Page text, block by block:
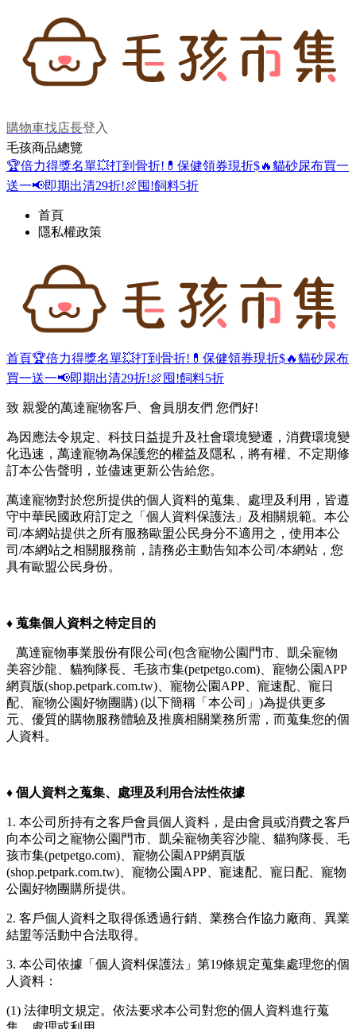
購物車找店長登入
毛孩商品總覽
🏆倍力得獎名單💥打到骨折! 💊保健領券現折$🔥貓砂尿布買一
送一📢即期出清29折!🍖囤!飼料5折
首頁
隱私權政策
首頁🏆倍力得獎名單💥打到骨折! 💊保健領券現折$🔥貓砂尿布
買一送一📢即期出清29折!🍖囤!飼料5折
致 親愛的萬達寵物客戶、會員朋友們 您們好!
為因應法令規定、科技日益提升及社會環境變遷，消費環境變
化迅速，萬達寵物為保護您的權益及隱私，將有權、不定期修
訂本公告聲明，並儘速更新公告給您。
萬達寵物對於您所提供的個人資料的蒐集、處理及利用，皆遵
守中華民國政府訂定之「個人資料保護法」及相關規範。本公
司/本網站提供之所有服務歐盟公民身分不適用之，使用本公
司/本網站之相關服務前，請務必主動告知本公司/本網站，您
具有歐盟公民身份。
♦︎ 蒐集個人資料之特定目的
萬達寵物事業股份有限公司(包含寵物公園門市、凱朵寵物
美容沙龍、貓狗隊長、毛孩市集(petpetgo.com)、寵物公園APP
網頁版(shop.petpark.com.tw)、寵物公園APP、寵速配、寵日
配、寵物公園好物團購) (以下簡稱「本公司」)為提供更多
元、優質的購物服務體驗及推廣相關業務所需，而蒐集您的個
人資料。
♦︎ 個人資料之蒐集、處理及利用合法性依據
1. 本公司所持有之客戶會員個人資料，是由會員或消費之客戶
向本公司之寵物公園門市、凱朵寵物美容沙龍、貓狗隊長、毛
孩市集(petpetgo.com)、寵物公園APP網頁版
(shop.petpark.com.tw)、寵物公園APP、寵速配、寵日配、寵物
公園好物團購所提供。
2. 客戶個人資料之取得係透過行銷、業務合作協力廠商、異業
結盟等活動中合法取得。
3. 本公司依據「個人資料保護法」第19條規定蒐集處理您的個
人資料：
(1) 法律明文規定。依法要求本公司對您的個人資料進行蒐